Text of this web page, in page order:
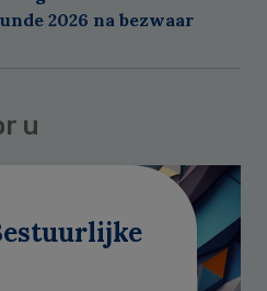
2026 na bezwaar
u